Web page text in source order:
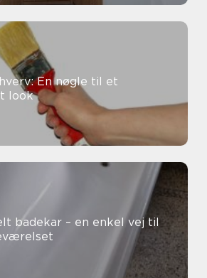
En nøgle til et
look
badekar – en enkel vej til